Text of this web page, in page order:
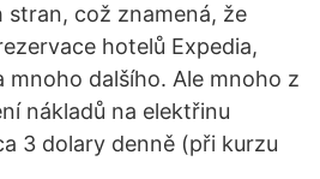
stran, což znamená, že
hotelů Expedia,
dalšího. Ale mnoho z
nákladů na elektřinu
3 dolary denně (při kurzu